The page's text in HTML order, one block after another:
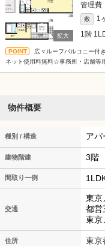
敷 1
1階
広々ルーフバルコニー付
ネット使用料無料☆事務所・店舗等
物件概要
種別 / 構造 アパ
建物階建 3階
間取り一例
交通
東京
都営
東京
住所 東京